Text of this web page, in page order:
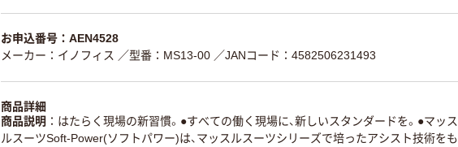
お申込番号：AEN4528
メーカー：イノフィス ／型番：MS13-00 ／JANコード：4582506231493
商品詳細
商品説明
はたらく現場の新習慣。●すべての働く現場に、新しいスタンダードを。●マッス
ルスーツSoft-Power(ソフトパワー)は、マッスルスーツシリーズで培ったアシスト技術をも